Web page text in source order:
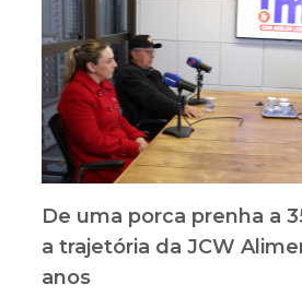
De uma porca prenha a
a trajetória da JCW
anos